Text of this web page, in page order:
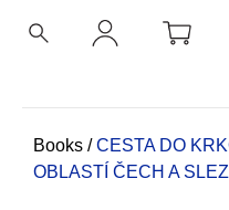
Home
Books / CESTA DO
OBLASTÍ ČECH A
BACK
BACK
h
a